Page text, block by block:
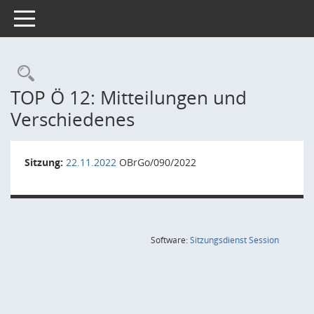
Toggle navigation
Rechercheauswahl
TOP Ö 12: Mitteilungen und
Verschiedenes
Sitzung: 22.11.2022 OBrGo/090/2022
Software:SitzungsdienstSession(Wird in